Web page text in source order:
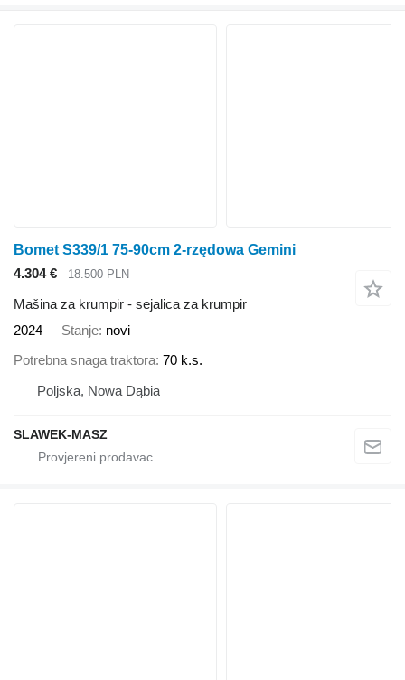
Bomet S339/1 75-90cm 2-rzędowa Gemini
4.304 €
18.500 PLN
Mašina za krumpir - sejalica za krumpir
2024
Stanje novi
Potrebna snaga traktora 70 k.s.
Poljska, Nowa Dąbia
SLAWEK-MASZ